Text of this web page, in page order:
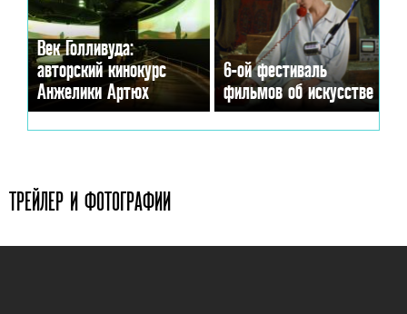
Век Голливуда:
авторский кинокурс
Анжелики Артюх
6-ой фестиваль
фильмов об искусстве
ТРЕЙЛЕР И ФОТОГРАФИИ